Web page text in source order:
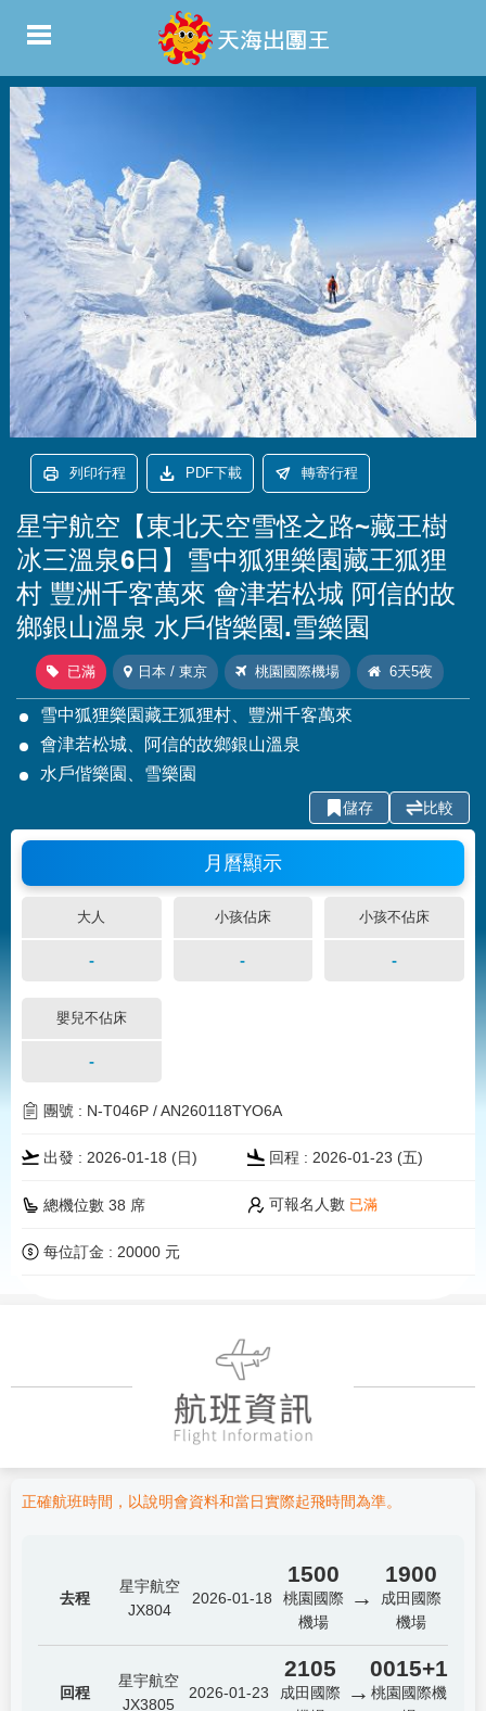
列印行程 PDF下載 轉寄行程
星宇航空【東北天空雪怪之路~藏王樹
冰三溫泉6日】雪中狐狸樂園藏王狐狸
村 豐洲千客萬來 會津若松城 阿信的故
鄉銀山溫泉 水戶偕樂園.雪樂園
已滿 日本 / 東京 桃園國際機場 6天5夜
雪中狐狸樂園藏王狐狸村、豐洲千客萬來
會津若松城、阿信的故鄉銀山溫泉
水戶偕樂園、雪樂園
儲存 比較
月曆顯示
大人 小孩佔床 小孩不佔床
- - -
嬰兒不佔床
-
團號 : N-T046P / AN260118TYO6A
出發 : 2026-01-18 (日) 回程 : 2026-01-23 (五)
總機位數 38 席 可報名人數 已滿
每位訂金 : 20000 元
正確航班時間，以說明會資料和當日實際起飛時間為準。
去程
星宇航空
JX804
2026-01-18
1500
桃園國際
機場
→
1900
成田國際
機場
回程
星宇航空
JX3805
2026-01-23
2105
成田國際
→
0015+1
桃園國際機